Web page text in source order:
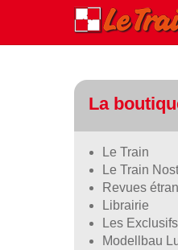
La
Le Train
Le Train
Revues
Librairie
Les
Modellbau